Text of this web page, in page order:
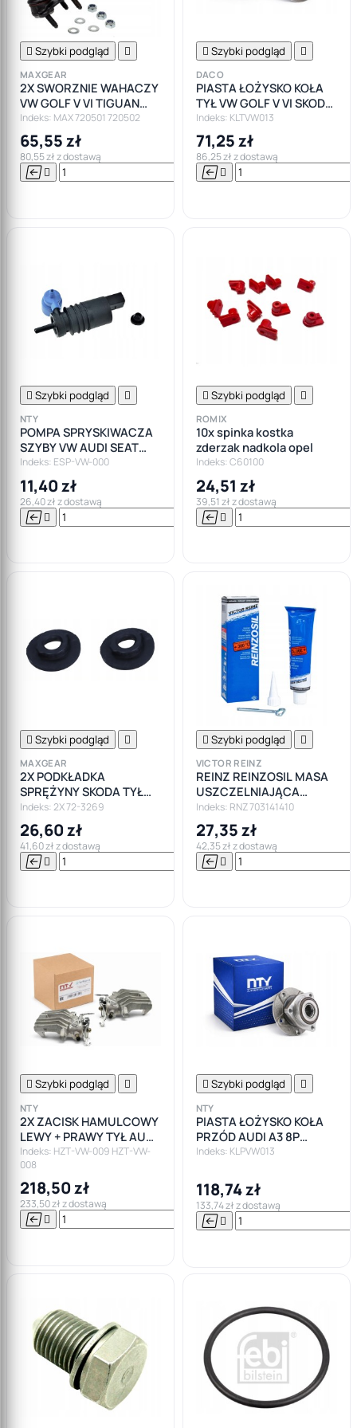
 Szybki podgląd 
MAXGEAR
2X SWORZNIE WAHACZY
VW GOLF V VI TIGUAN
TOURAN AUDI A3 Q3
SKODA SEAT
Indeks: MAX 720501 720502
65,55 zł
80,55 zł z dostawą
  

 Szybki podgląd 
DACO
PIASTA ŁOŻYSKO KOŁA
TYŁ VW GOLF V VI SKODA
OCTAVIA III SEAT LEON
AUDI A3 8P
Indeks: KLTVW013
71,25 zł
86,25 zł z dostawą
 
 Szybki podgląd 
NTY
POMPA SPRYSKIWACZA
SZYBY VW AUDI SEAT
SKODA
Indeks: ESP-VW-000
11,40 zł
26,40 zł z dostawą
  

 Szybki podgląd 
ROMIX
10x spinka kostka
zderzak nadkola opel
Indeks: C60100
24,51 zł
39,51 zł z dostawą
 
 Szybki podgląd 
MAXGEAR
2X PODKŁADKA
SPRĘŻYNY SKODA TYŁ
OCTAVIA II/ VW GOLF V-
VI/SEAT DOLNA
Indeks: 2X 72-3269
26,60 zł
41,60 zł z dostawą
  

 Szybki podgląd 
VICTOR REINZ
REINZ REINZOSIL MASA
USZCZELNIAJĄCA
SZARA KLEJ 70M
Indeks: RNZ 703141410
27,35 zł
42,35 zł z dostawą
 
 Szybki podgląd 
NTY
2X ZACISK HAMULCOWY
LEWY + PRAWY TYŁ AUDI
A3 8P1 SEAT LEON SKODA
OCTAVIA II
Indeks: HZT-VW-009 HZT-VW-
008
218,50 zł
233,50 zł z dostawą
  

 Szybki podgląd 
NTY
PIASTA ŁOŻYSKO KOŁA
PRZÓD AUDI A3 8P
SKODA OCTAVIA II III
Indeks: KLPVW013
118,74 zł
133,74 zł z dostawą
 